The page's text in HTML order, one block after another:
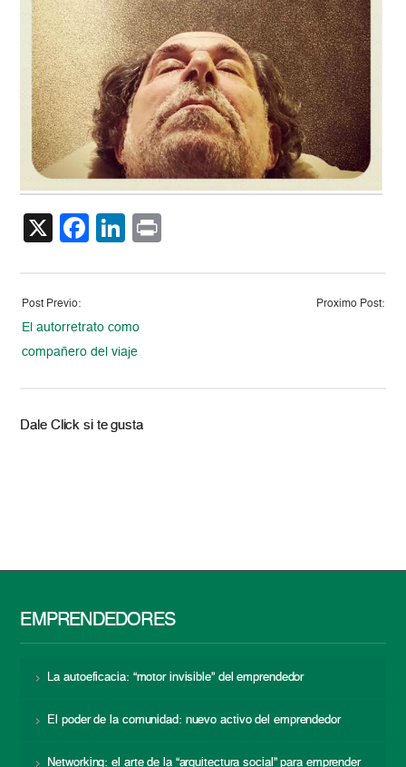
X Facebook
LinkedIn
Post Previo:
El autorretrato como
compañero del viaje
Proximo Post:
Dale Click si te gusta
EMPRENDEDORES
La autoeficacia: “motor invisible” del emprendedor
El poder de la comunidad: nuevo activo del emprendedor
Networking: el arte de la “arquitectura social” para emprender